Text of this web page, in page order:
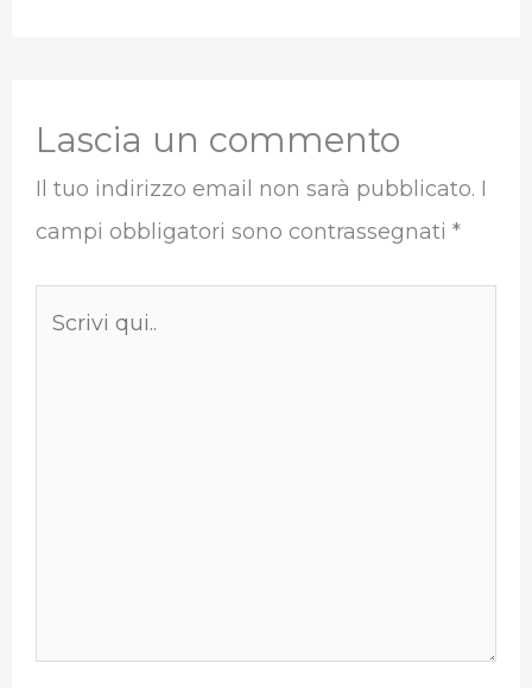
Lascia un commento
Il tuo indirizzo email non sarà pubblicato. I
campi obbligatori sono contrassegnati *